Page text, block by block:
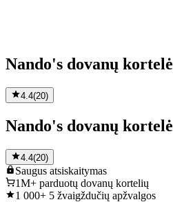
Nando's dovanų kortelė
4.4(20)
Nando's dovanų kortelė
4.4(20)
Saugus atsiskaitymas
1M+ parduotų dovanų kortelių
1 000+ 5 žvaigždučių apžvalgos